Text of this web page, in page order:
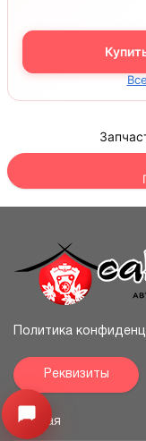
Узнайте цену
Политика
Реквизиты
Главная